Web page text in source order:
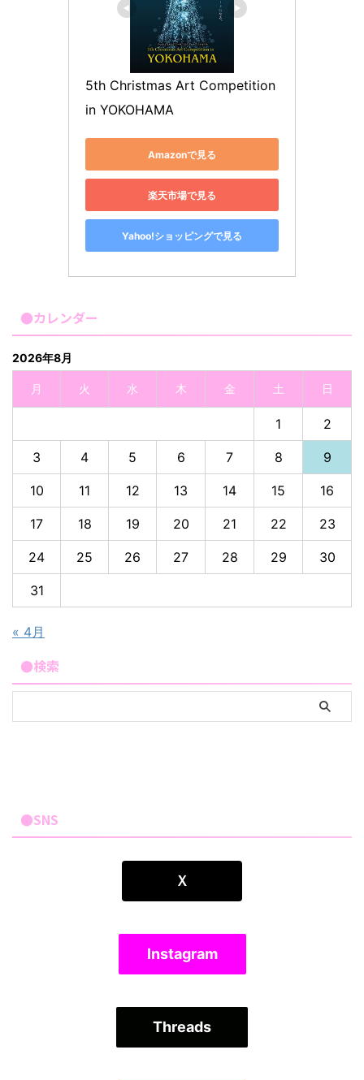
5th Christmas Art Competition
in YOKOHAMA
Amazonで見る
楽天市場で見る
Yahoo!ショッピングで見る
●カレンダー
2026年8月
月 火 水 木 金 土 日
1 2
3 4 5 6 7 8 9
10 11 12 13 14 15 16
17 18 19 20 21 22 23
24 25 26 27 28 29 30
31
« 4月
●検索
●SNS
Ｘ
Instagram
Threads